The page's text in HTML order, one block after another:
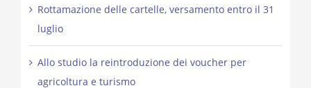
Rottamazione delle cartelle, versamento entro il 31
luglio
Allo studio la reintroduzione dei voucher per
agricoltura e turismo